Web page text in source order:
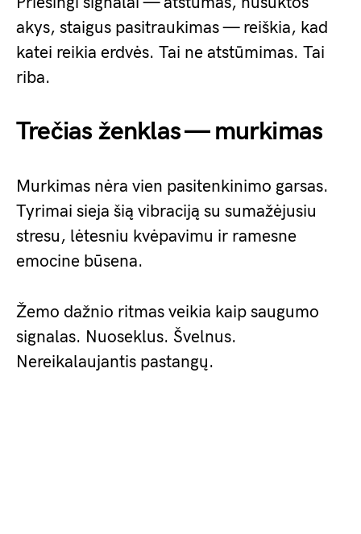
akys, staigus pasitraukimas — reiškia, kad
katei reikia erdvės. Tai ne atstūmimas. Tai
riba.
Trečias ženklas — murkimas
Murkimas nėra vien pasitenkinimo garsas.
Tyrimai sieja šią vibraciją su sumažėjusiu
stresu, lėtesniu kvėpavimu ir ramesne
emocine būsena.
Žemo dažnio ritmas veikia kaip saugumo
signalas. Nuoseklus. Švelnus.
Nereikalaujantis pastangų.